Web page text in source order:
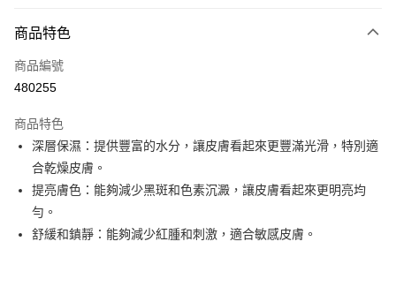
信用卡
Apple Pay
AlipayHK
PayMe
WeChat Pay
其他轉帳方式
商品特色
商品編號
480255
商品特色
深層保濕：提供豐富的水分，讓皮膚看起來更豐滿光滑，特別適
合乾燥皮膚。
提亮膚色：能夠減少黑斑和色素沉澱，讓皮膚看起來更明亮均
勻。
舒緩和鎮靜：能夠減少紅腫和刺激，適合敏感皮膚。